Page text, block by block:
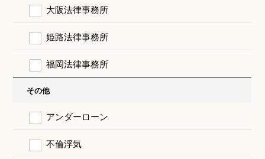
大阪法律事務所
姫路法律事務所
福岡法律事務所
その他
アンダーローン
不倫浮気